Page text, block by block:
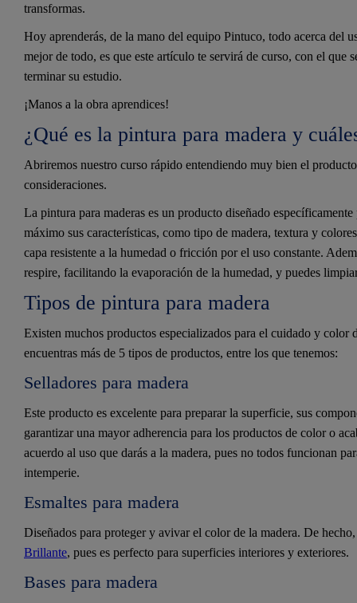
transformas.
Hoy aprenderás, de la mano del equipo Pintuco, todo acerca del
mejor de todo, es que este artículo te servirá de curso, con el que
terminar su estudio.
¡Manos a la obra aprendices!
¿Qué es la pintura para madera y
Abriremos nuestro curso rápido entendiendo muy bien el
consideraciones.
La pintura para maderas es un producto diseñado
máximo sus características, como tipo de madera, textura y
capa resistente a la humedad o fricción por el uso constante.
respire, facilitando la evaporación de la humedad, y puedes
Tipos de pintura para madera
Existen muchos productos especializados para el cuidado y color
encuentras más de 5 tipos de productos, entre los que tenemos:
Selladores para madera
Este producto es excelente para preparar la superficie, sus
garantizar una mayor adherencia para los productos de color o
acuerdo al uso que darás a la madera, pues no todos funcionan
intemperie.
Esmaltes para madera
Diseñados para proteger y avivar el color de la madera. De
Brillante, pues es perfecto para superficies interiores y exteriores.
Bases para madera